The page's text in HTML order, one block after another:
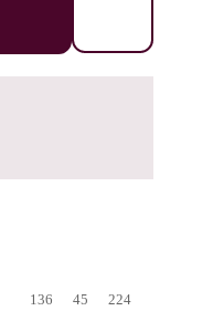
136 45 224